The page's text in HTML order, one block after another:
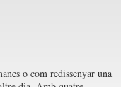
o com redissenyar una